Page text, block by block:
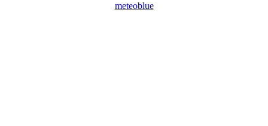
meteoblue